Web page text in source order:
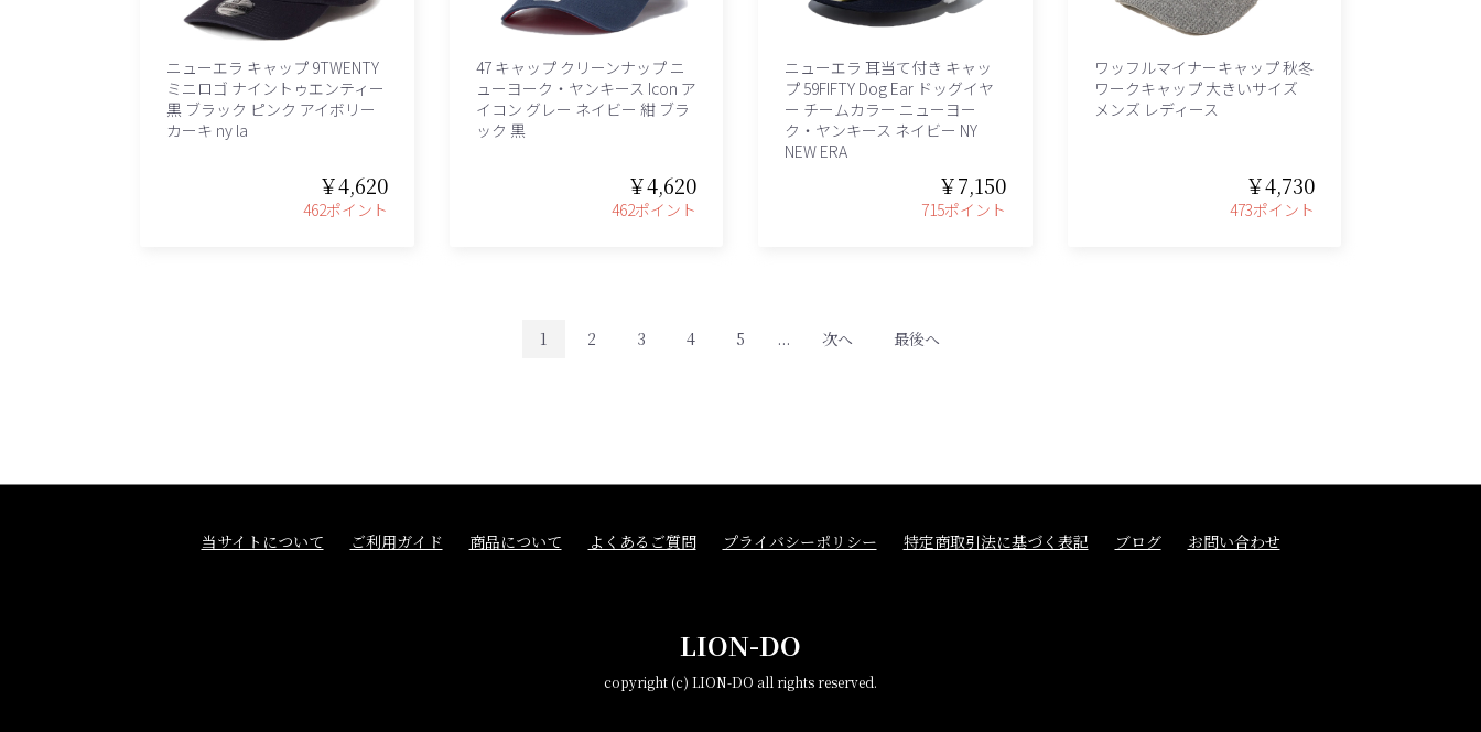
ニューエラ キャップ 9TWENTY
ミニロゴ ナイントゥエンティー
黒 ブラック ピンク アイボリー
カーキ ny la
￥4,620
462ポイント
47 キャップ クリーンナップ ニ
ューヨーク・ヤンキース Icon ア
イコン グレー ネイビー 紺 ブラ
ック 黒
￥4,620
462ポイント
ニューエラ 耳当て付き キャッ
プ 59FIFTY Dog Ear ドッグイヤ
ー チームカラー ニューヨー
ク・ヤンキース ネイビー NY
NEW ERA
￥7,150
715ポイント
ワッフルマイナーキャップ 秋冬
ワークキャップ 大きいサイズ
メンズ レディース
￥4,730
473ポイント
1 2 3 4 5 ... 次へ 最後へ
当サイトについて ご利用ガイド 商品について よくあるご質問 プライバシーポリシー 特定商取引法に基づく表記 ブログ お問い合わせ
LION-DO
copyright (c) LION-DO all rights reserved.